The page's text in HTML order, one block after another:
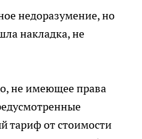
недоразумение, но
накладка, не
не имеющее права
тариф от стоимости